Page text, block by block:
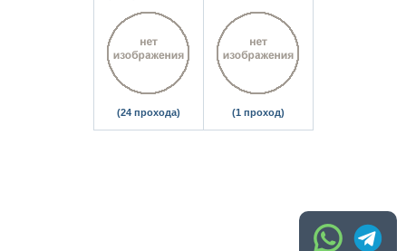
(24 прохода) (1 проход)